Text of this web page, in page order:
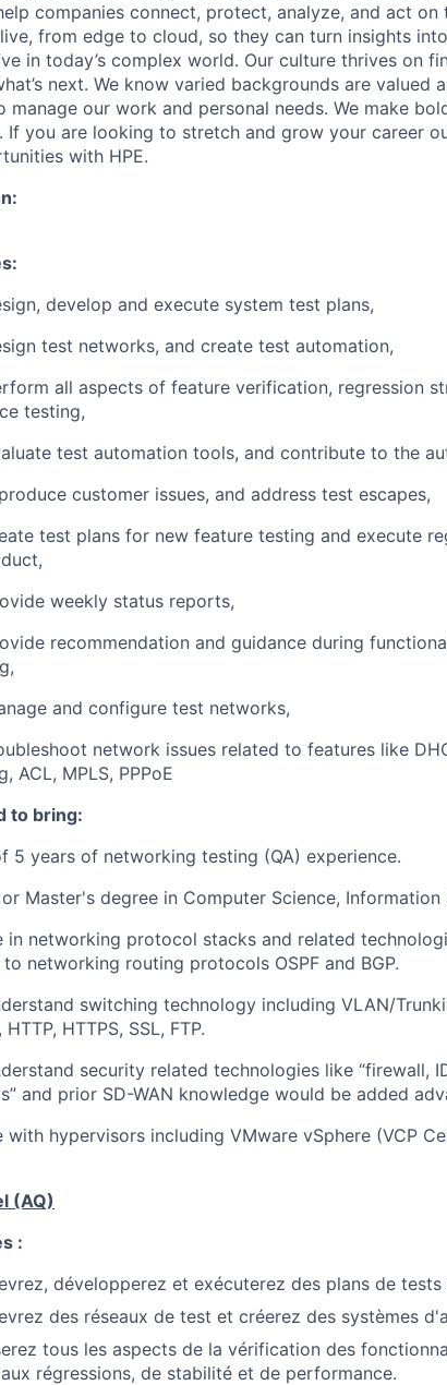
companies connect, protect, analyze, and act
from edge to cloud, so they can turn insights
in today’s complex world. Our culture thrives on
next. We know varied backgrounds are valued
our work and personal needs. We make
you are looking to stretch and grow your career
with HPE.
develop and execute system test plans,
test networks, and create test automation,
all aspects of feature verification, regression
testing,
test automation tools, and contribute to the
customer issues, and address test escapes,
test plans for new feature testing and execute
weekly status reports,
recommendation and guidance during
and configure test networks,
network issues related to features like
ACL, MPLS, PPPoE
to bring:
5 years of networking testing (QA) experience.
Master's degree in Computer Science, Information
in networking protocol stacks and related
networking routing protocols OSPF and BGP.
switching technology including VLAN/
HTTPS, SSL, FTP.
security related technologies like “firewall,
and prior SD-WAN knowledge would be added
with hypervisors including VMware vSphere (VCP
(AQ)
:
développerez et exécuterez des plans de tests
des réseaux de test et créerez des systèmes
tous les aspects de la vérification des
régressions, de stabilité et de performance.